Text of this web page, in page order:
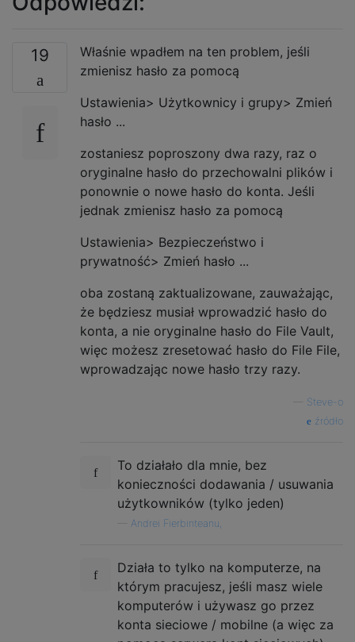
19
Właśnie wpadłem na ten problem, jeśli
zmienisz hasło za pomocą
Ustawienia> Użytkownicy i grupy> Zmień
hasło ...
zostaniesz poproszony dwa razy, raz o
oryginalne hasło do przechowalni plików i
ponownie o nowe hasło do konta. Jeśli
jednak zmienisz hasło za pomocą
Ustawienia> Bezpieczeństwo i
prywatność> Zmień hasło ...
oba zostaną zaktualizowane, zauważając,
że będziesz musiał wprowadzić hasło do
konta, a nie oryginalne hasło do File Vault,
więc możesz zresetować hasło do File File,
wprowadzając nowe hasło trzy razy.
Steve-o
źródło
To działało dla mnie, bez
konieczności dodawania / usuwania
użytkowników (tylko jeden)
Andrei Fierbinteanu,
Działa to tylko na komputerze, na
którym pracujesz, jeśli masz wiele
komputerów i używasz go przez
konta sieciowe / mobilne (a więc za